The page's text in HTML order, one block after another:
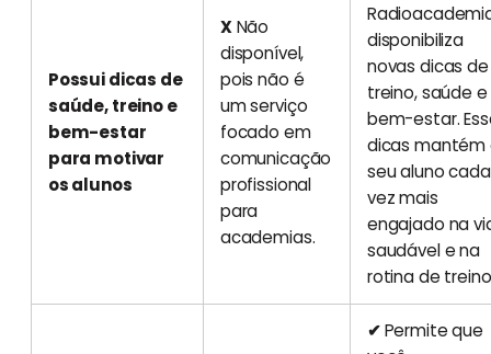
Possui dicas de
saúde, treino e
bem-estar
para motivar
os alunos
XNão
disponível,
pois não é
um serviço
focado em
comunicação
profissional
para
academias.
disponibiliza
novas dicas de
treino, saúde e
bem-estar.
dicas mantém
seu aluno cada
vez mais
engajado na
saudável e na
rotina de
✔Permite que